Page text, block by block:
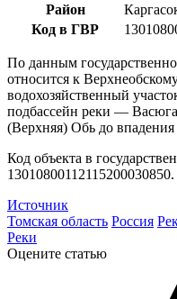
Район
Код в ГВР
По данным
относится к
водохозяйственный
подбассейн реки —
(Верхняя) Обь до
Код объекта в
13010800112115200030850.
Источник
Томская область Россия
Реки
Оцените статью